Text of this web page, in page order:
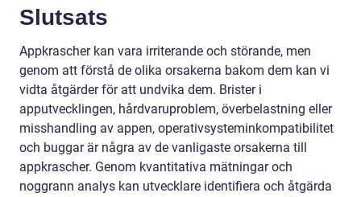
Slutsats
Appkrascher kan vara irriterande och störande, men
genom att förstå de olika orsakerna bakom dem kan vi
vidta åtgärder för att undvika dem. Brister i
apputvecklingen, hårdvaruproblem, överbelastning eller
misshandling av appen, operativsysteminkompatibilitet
och buggar är några av de vanligaste orsakerna till
appkrascher. Genom kvantitativa mätningar och
noggrann analys kan utvecklare identifiera och åtgärda